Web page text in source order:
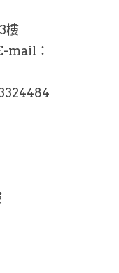
樓
mail：